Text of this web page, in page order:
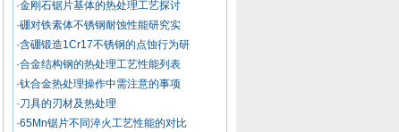
委员
中国热处理行业
员会委员 宋
委员
中国热处理行业
·金刚石锯片基体的热处理工艺探讨
·硼对铁素体不锈钢耐蚀性能研究实
·含硼锻造1Cr17不锈钢的点蚀行为研
·合金结构钢的热处理工艺性能列表
·钛合金热处理操作中需注意的事项
·刀具的刃材及热处理
·65Mn锯片不同淬火工艺性能的对比